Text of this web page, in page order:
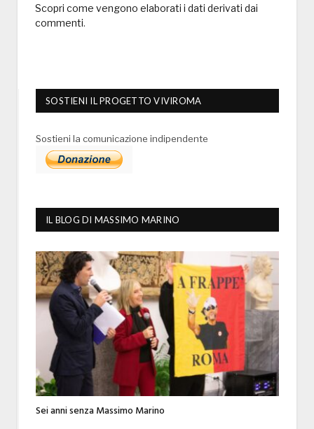
Scopri come vengono elaborati i dati derivati dai
commenti.
SOSTIENI IL PROGETTO VIVIROMA
Sostieni la comunicazione indipendente
IL BLOG DI MASSIMO MARINO
Sei anni senza Massimo Marino